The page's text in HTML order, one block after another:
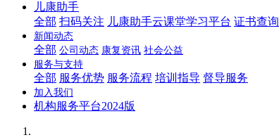
儿康助手
全部 扫码关注 儿康助手云课堂学习平台 证书查询
新闻动态
全部 公司动态 康复资讯 社会公益
服务与支持
全部 服务优势 服务流程 培训指导 督导服务
加入我们
机构服务平台2024版